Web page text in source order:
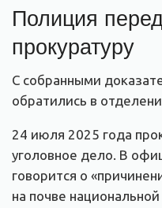
Полиция
прокуратуру
С собранными
обратились в
24 июля 2025 года
уголовное дело. В
говорится о
на почве